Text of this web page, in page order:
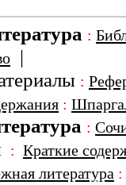
:
|
:
:
:
: Краткие
литература